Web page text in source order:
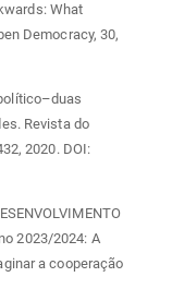
What
Democracy, 30,
Revista do
2020. DOI:
2023/2024: A
a cooperação